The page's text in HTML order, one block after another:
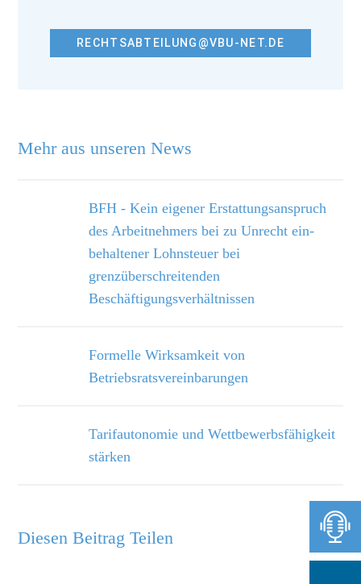
Mehr aus unseren News
BFH - Kein eigener Erstattungsanspruch
des Arbeitnehmers bei zu Unrecht ein­
behaltener Lohnsteuer bei
grenzüberschreitenden
Beschäftigungsverhältnissen
Formelle Wirksamkeit von
Betriebsratsvereinbarungen
Tarifautonomie und Wettbewerbsfähigkeit
stärken
RECHTSABTEILUNG@VBU-NET.DE
Diesen Beitrag Teilen